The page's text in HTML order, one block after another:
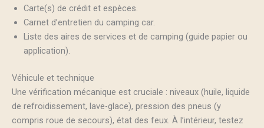
Carte(s) de crédit et espèces.
Carnet d’entretien du camping car.
Liste des aires de services et de camping (guide papier ou
application).
Véhicule et technique
Une vérification mécanique est cruciale : niveaux (huile, liquide
de refroidissement, lave-glace), pression des pneus (y
compris roue de secours), état des feux. À l’intérieur, testez